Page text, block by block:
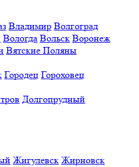
Владимир Волгоград
Вологда Вольск Воронеж
Вятские Поляны
Городец Гороховец
Долгопрудный
Жигулевск Жирновск